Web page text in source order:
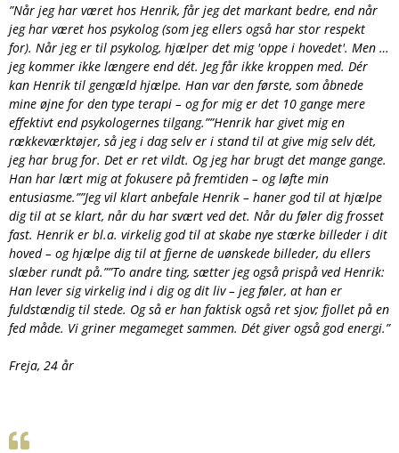
”Når jeg har været hos Henrik, får jeg det markant bedre, end når
jeg har været hos psykolog (som jeg ellers også har stor respekt
for). Når jeg er til psykolog, hjælper det mig 'oppe i hovedet'. Men …
jeg kommer ikke længere end dét. Jeg får ikke kroppen med. Dér
kan Henrik til gengæld hjælpe. Han var den første, som åbnede
mine øjne for den type terapi – og for mig er det 10 gange mere
effektivt end psykologernes tilgang.””Henrik har givet mig en
rækkeværktøjer, så jeg i dag selv er i stand til at give mig selv dét,
jeg har brug for. Det er ret vildt. Og jeg har brugt det mange gange.
Han har lært mig at fokusere på fremtiden – og løfte min
entusiasme.””Jeg vil klart anbefale Henrik – haner god til at hjælpe
dig til at se klart, når du har svært ved det. Når du føler dig frosset
fast. Henrik er bl.a. virkelig god til at skabe nye stærke billeder i dit
hoved – og hjælpe dig til at fjerne de uønskede billeder, du ellers
slæber rundt på.””To andre ting, sætter jeg også prispå ved Henrik:
Han lever sig virkelig ind i dig og dit liv – jeg føler, at han er
fuldstændig til stede. Og så er han faktisk også ret sjov; fjollet på en
fed måde. Vi griner megameget sammen. Dét giver også god energi.”
Freja, 24 år